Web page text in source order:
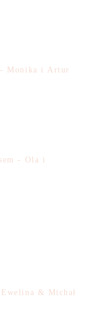
- Monika i Artur
- Ola i
& Michał